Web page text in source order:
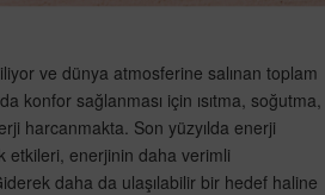
ve dünya atmosferine salınan toplam
konfor sağlanması için ısıtma, soğutma,
harcanmakta. Son yüzyılda enerji
etkileri, enerjinin daha verimli
daha da ulaşılabilir bir hedef haline